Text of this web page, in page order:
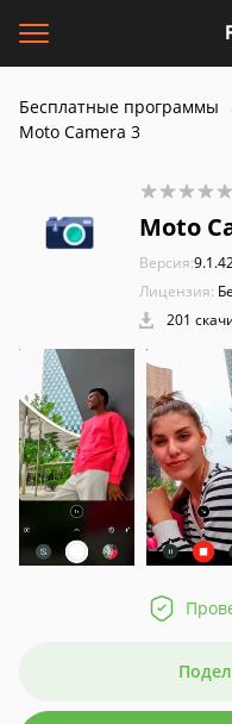
Бесплатные программы
Moto Camera 3
Moto
Версия:
Лицензия:
201